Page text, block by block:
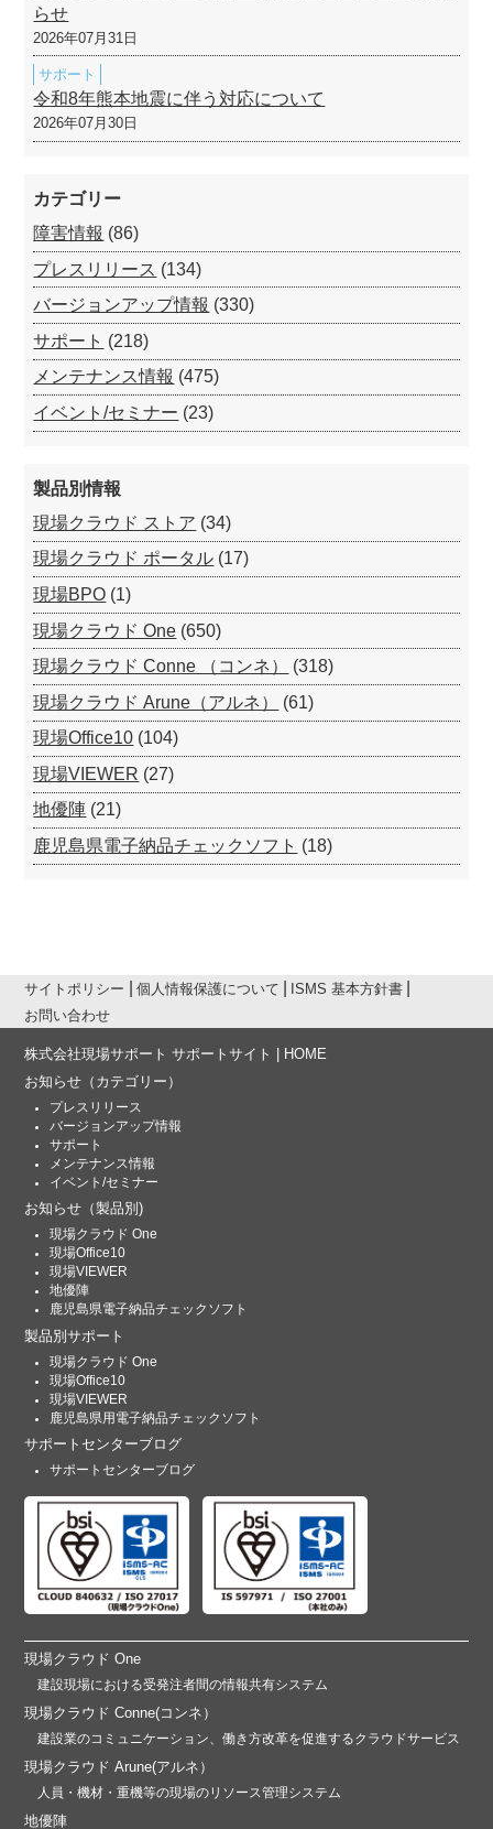
らせ
2026年07月31日
サポート
令和8年熊本地震に伴う対応について
2026年07月30日
カテゴリー
障害情報 (86)
プレスリリース (134)
バージョンアップ情報 (330)
サポート (218)
メンテナンス情報 (475)
イベント/セミナー (23)
製品別情報
現場クラウド ストア (34)
現場クラウド ポータル (17)
現場BPO (1)
現場クラウド One (650)
現場クラウド Conne （コンネ）
(318)
現場クラウド Arune（アルネ）
(61)
現場Office10 (104)
現場VIEWER (27)
地優陣 (21)
鹿児島県電子納品チェックソフト (18)
サイトポリシー 個人情報保護について
ISMS 基本方針書
お問い合わせ
株式会社現場サポート サポートサイト | HOME
お知らせ （カテゴリー）
プレスリリース
バージョンアップ情報
サポート
メンテナンス情報
イベント/セミナー
お知らせ （製品別)
現場クラウド One
現場Office10
現場VIEWER
地優陣
鹿児島県電子納品チェックソフト
製品別サポート
現場クラウド One
現場Office10
現場VIEWER
鹿児島県用電子納品チェックソフト
サポートセンターブログ
サポートセンターブログ
現場クラウド One
建設現場における受発注者間の情報共有システム
現場クラウド Conne(コンネ）
建設業のコミュニケーション、働き方改革を促進するクラウドサービス
現場クラウド Arune(アルネ）
人員・機材・重機等の現場のリソース管理システム
地優陣